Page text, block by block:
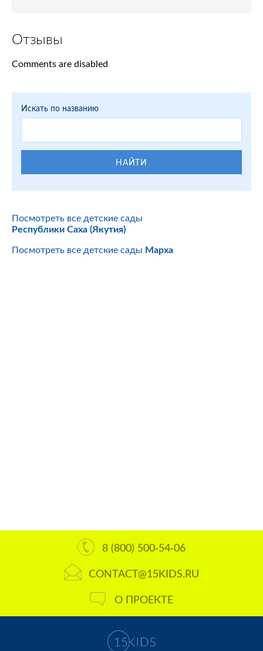
Отзывы
Comments are disabled
Искать по названию
НАЙТИ
Посмотреть все детские сады
Республики Саха (Якутия)
Посмотреть все детские сады Марха
8 (800) 500-54-06
CONTACT@15KIDS.RU
О ПРОЕКТЕ